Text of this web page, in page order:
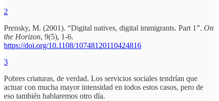
2
Prensky, M. (2001). “Digital natives, digital immigrants. Part 1”. On
the Horizon, 9(5), 1-6.
https://doi.org/10.1108/10748120110424816
3
Pobres criaturas, de verdad. Los servicios sociales tendrían que
actuar con mucha mayor intensidad en todos estos casos, pero de
eso también hablaremos otro día.